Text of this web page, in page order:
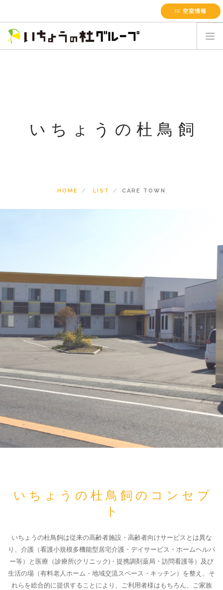
空室情報
最新のお知らせ
いちょうの杜鳥飼
HOME LIST CARE TOWN
いちょうの杜鳥飼のコンセプ
ト
いちょうの杜鳥飼は従来の高齢者施設・高齢者向けサービスとは異な
り、介護（看護小規模多機能型居宅介護・デイサービス・ホームヘルパ
ー等）と医療（診療所(クリニック)・提携調剤薬局・訪問看護等）及び
生活の場（有料老人ホーム・地域交流スペース・キッチン）を整え、そ
れらを総合的に提供することにより、ご利用者様はもちろん、ご家族